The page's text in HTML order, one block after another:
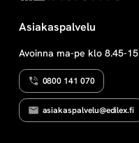
Asiakaspalvelu
Avoinna ma-pe klo 8.45-15
0800 141 070
asiakaspalvelu@edilex.fi